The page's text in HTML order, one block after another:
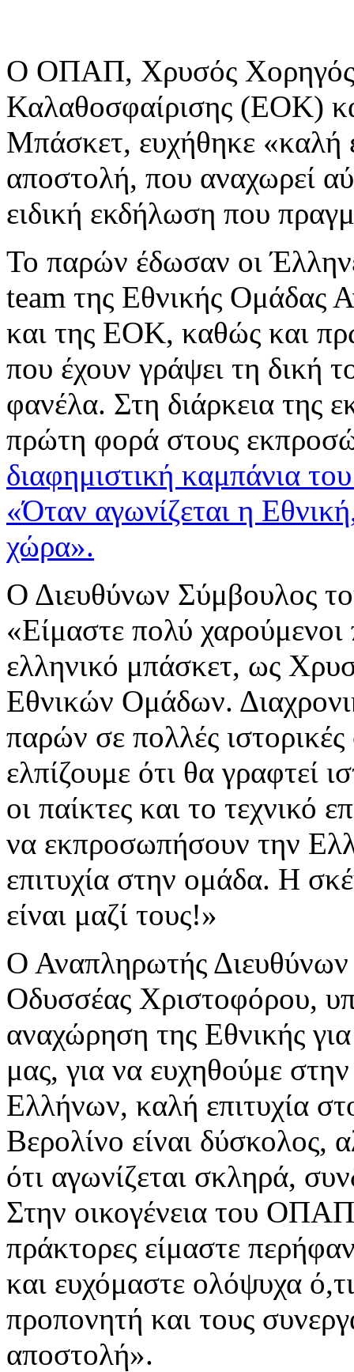
Ο ΟΠΑΠ, Χρυσός Χορηγός
Καλαθοσφαίρισης (ΕΟΚ)
Μπάσκετ, ευχήθηκε «καλή
αποστολή, που αναχωρεί
ειδική εκδήλωση που
Το παρών έδωσαν οι
team της Εθνικής
και της ΕΟΚ, καθώς και
που έχουν γράψει τη δική
φανέλα. Στη διάρκεια της
πρώτη φορά στους
διαφημιστική καμπάνια
«Όταν αγωνίζεται η
χώρα».
Ο Διευθύνων Σύμβουλος
«Είμαστε πολύ
ελληνικό μπάσκετ, ως
Εθνικών Ομάδων.
παρών σε πολλές
ελπίζουμε ότι θα γραφτεί
οι παίκτες και το τεχνικό
να εκπροσωπήσουν την
επιτυχία στην ομάδα. Η
είναι μαζί τους!»
Ο Αναπληρωτής
Οδυσσέας Χριστοφόρου,
αναχώρηση της Εθνικής
μας, για να ευχηθούμε
Ελλήνων, καλή επιτυχία
Βερολίνο είναι δύσκολος,
ότι αγωνίζεται σκληρά,
Στην οικογένεια του
πράκτορες είμαστε
και ευχόμαστε ολόψυχα
προπονητή και τους
αποστολή».